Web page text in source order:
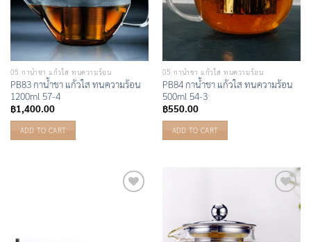
05 กาน้ำชา แก้วใส ทนความร้อน
PB83 กาน้ำชา แก้วใส ทนความร้อน
1200ml 57-4
฿1,400.00
ADD TO CART
05 กาน้ำชา แก้วใส ทนความร้อน
PB84 กาน้ำชา แก้วใส ทนความร้อน
500ml 54-3
฿550.00
ADD TO CART